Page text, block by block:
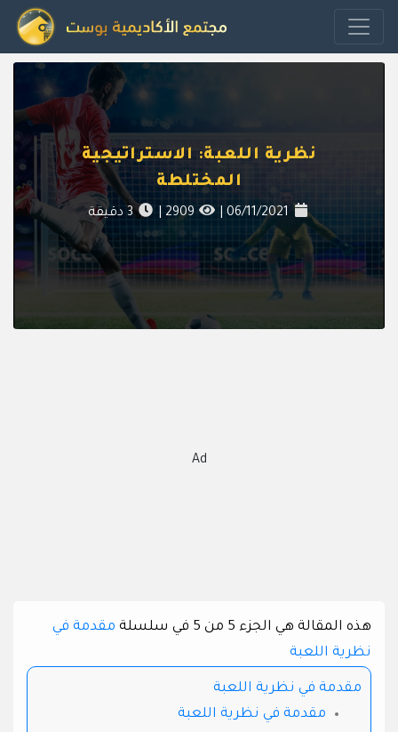
نظرية اللعبة: الاستراتيجية
المختلطة
06/11/2021
3 دقيقة
Ad
هذه المقالة هي الجزء 5 من 5 في سلسلة
مقدمة في
نظرية اللعبة
مقدمة في نظرية اللعبة
مقدمة في نظرية اللعبة